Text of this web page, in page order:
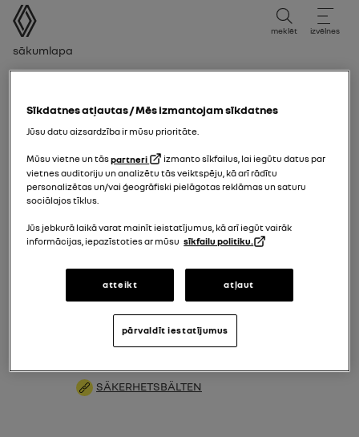
lietotāja rokasgrāmata
meklēt izvēlnes
navigācijas ceļš
Sākumlapa
SÄKERHETSBÄLTEN
Sīkdatnes atļautas / Mēs izmantojam sīkdatnes
Jūsu datu aizsardzība ir mūsu prioritāte.
Mūsu vietne un tāspartneri
izmanto sīkfailus, lai iegūtu datus par
vietnes auditoriju un analizētu tās veiktspēju, kā arī rādītu
personalizētas un/vai ģeogrāfiski pielāgotas reklāmas un saturu
sociālajos tīklus.
Jūs jebkurā laikā varat mainīt ieistatījumus, kā arī iegūt vairāk
informācijas, iepazīstoties ar mūsu sīkfailu politiku.
atteikt atļaut
pārvaldīt iestatījumus